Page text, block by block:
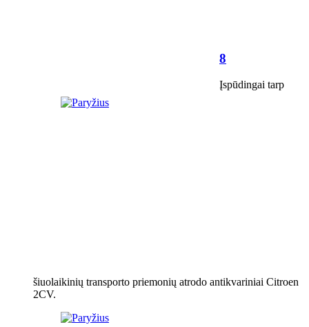
8
Įspūdingai tarp
šiuolaikinių transporto priemonių atrodo antikvariniai Citroen
2CV.